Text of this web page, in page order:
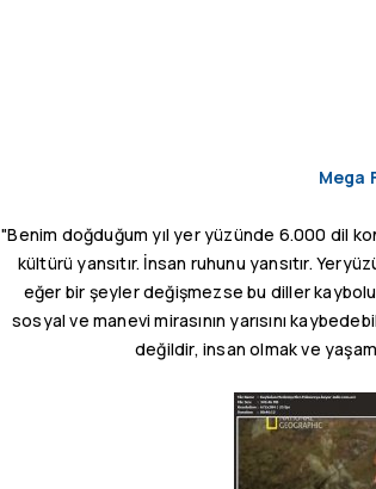
Mega
"Benim doğduğum yıl yer yüzünde 6.000 dil
kültürü yansıtır. İnsan ruhunu yansıtır.
eğer bir şeyler değişmezse bu diller
sosyal ve manevi mirasının yarısını
değildir, insan olmak ve